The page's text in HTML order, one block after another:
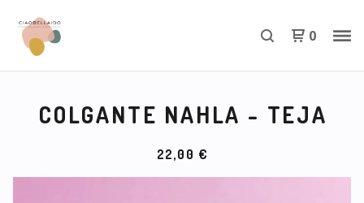
0
COLGANTE NAHLA - TEJA
22,00 €